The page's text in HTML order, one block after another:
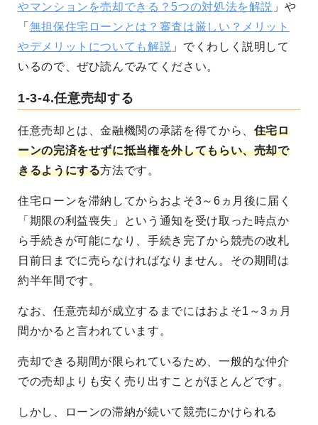
やマンションを売却できる？5つの対処法を解説 」や
「 無担保住宅ローンとは？審査は厳しい？メリット
やデメリットについても解説 」でくわしく説明して
いるので、ぜひ読んでみてください。
1-3-4.任意売却する
任意売却とは、金融機関の承諾を得てから、 住宅ロ
ーンの完済をせずに抵当権を外してもらい、売却で
きるようにする方法です。
住宅ローンを滞納してからおよそ3～6ヵ月後に届く
「期限の利益喪失」という通知を受け取った時点か
ら手続きが可能になり、手続き完了から競売の改札
日前日までに売らなければなりません。その期間は
約半年間です。
なお、任意売却が成立するまでにはおよそ1～3ヵ月
間かかると言われています。
売却できる期間が限られているため、一般的な仲介
での売却よりも安く売り出すことがほとんどです。
しかし、ローンの滞納が続いて競売にかけられる